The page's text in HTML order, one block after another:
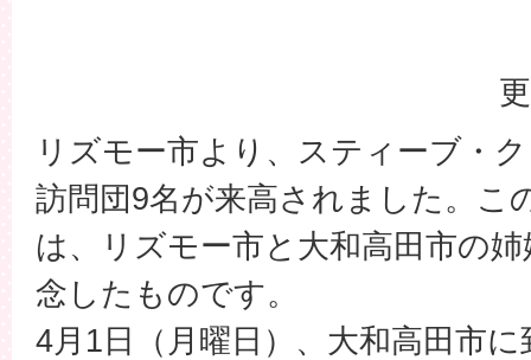
リズモー市より、スティーブ・
訪問団9名が来高されました。こ
は、リズモー市と大和高田市の
念したものです。
4月1日（月曜日）、大和高田市